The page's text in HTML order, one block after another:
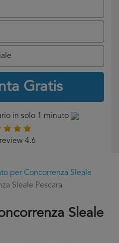
Gratis
in solo 1 minuto
4.6
per Concorrenza Sleale
Sleale Pescara
Sleale